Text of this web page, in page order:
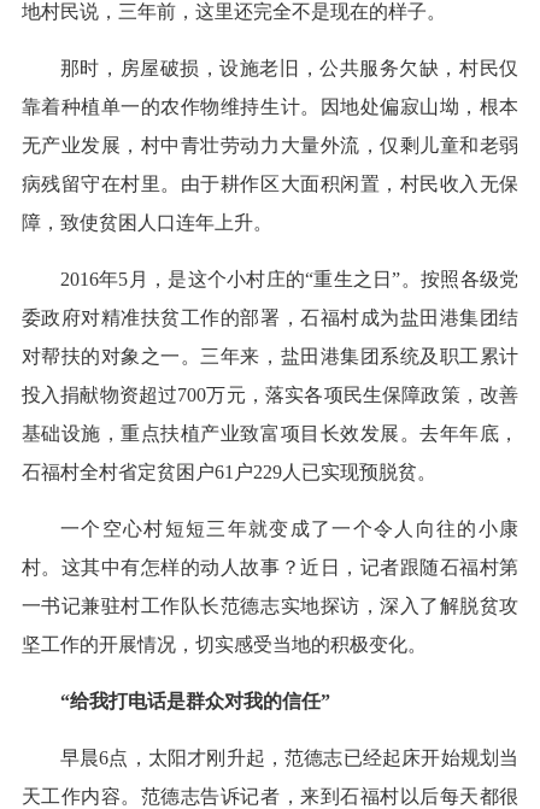
地村民说，三年前，这里还完全不是现在的样子。
那时，房屋破损，设施老旧，公共服务欠缺，村民仅
靠着种植单一的农作物维持生计。因地处偏寂山坳，根本
无产业发展，村中青壮劳动力大量外流，仅剩儿童和老弱
病残留守在村里。由于耕作区大面积闲置，村民收入无保
障，致使贫困人口连年上升。
2016年5月，是这个小村庄的“重生之日”。按照各级党
委政府对精准扶贫工作的部署，石福村成为盐田港集团结
对帮扶的对象之一。三年来，盐田港集团系统及职工累计
投入捐献物资超过700万元，落实各项民生保障政策，改善
基础设施，重点扶植产业致富项目长效发展。去年年底，
石福村全村省定贫困户61户229人已实现预脱贫。
一个空心村短短三年就变成了一个令人向往的小康
村。这其中有怎样的动人故事？近日，记者跟随石福村第
一书记兼驻村工作队长范德志实地探访，深入了解脱贫攻
坚工作的开展情况，切实感受当地的积极变化。
“给我打电话是群众对我的信任”
早晨6点，太阳才刚升起，范德志已经起床开始规划当
天工作内容。范德志告诉记者，来到石福村以后每天都很